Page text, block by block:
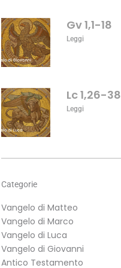
Gv 1,1-18
Leggi
Lc 1,26-38
Leggi
Categorie
Vangelo di Matteo
Vangelo di Marco
Vangelo di Luca
Vangelo di Giovanni
Antico Testamento